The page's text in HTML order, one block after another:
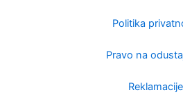
Politika
Pravo na
Reklamacije